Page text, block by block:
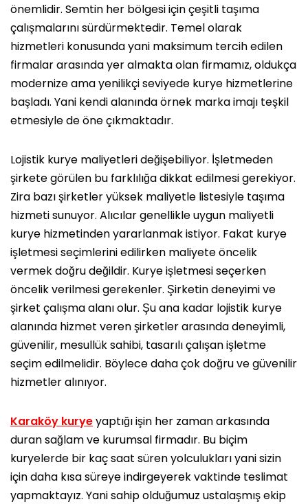
önemlidir. Semtin her bölgesi için çeşitli taşıma
çalışmalarını sürdürmektedir. Temel olarak
hizmetleri konusunda yani maksimum tercih edilen
firmalar arasında yer almakta olan firmamız, oldukça
modernize ama yenilikçi seviyede kurye hizmetlerine
başladı. Yani kendi alanında örnek marka imajı teşkil
etmesiyle de öne çıkmaktadır.
Lojistik kurye maliyetleri değişebiliyor. İşletmeden
şirkete görülen bu farklılığa dikkat edilmesi gerekiyor.
Zira bazı şirketler yüksek maliyetle listesiyle taşıma
hizmeti sunuyor. Alıcılar genellikle uygun maliyetli
kurye hizmetinden yararlanmak istiyor. Fakat kurye
işletmesi seçimlerini edilirken maliyete öncelik
vermek doğru değildir. Kurye işletmesi seçerken
öncelik verilmesi gerekenler. Şirketin deneyimi ve
şirket çalışma alanı olur. Şu ana kadar lojistik kurye
alanında hizmet veren şirketler arasında deneyimli,
güvenilir, mesullük sahibi, tasarılı çalışan işletme
seçim edilmelidir. Böylece daha çok doğru ve güvenilir
hizmetler alınıyor.
Karaköy kuryeyaptığı işin her zaman arkasında
duran sağlam ve kurumsal firmadır. Bu biçim
kuryelerde bir kaç saat süren yolculukları yani sizin
için daha kısa süreye indirgeyerek vaktinde teslimat
yapmaktayız. Yani sahip olduğumuz ustalaşmış ekip